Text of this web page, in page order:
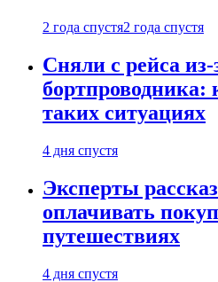
2 года спустя2 года спустя
Сняли с рейса из-
бортпроводника:
таких ситуациях
4 дня спустя
Эксперты
оплачивать
путешествиях
4 дня спустя